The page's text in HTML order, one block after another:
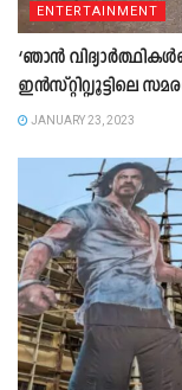
ENTERTAINMENT
‘ഞാൻ
ഇൻസ്റ്റിറ്റ്യൂട്ടിലെ
JANUARY 23, 2023